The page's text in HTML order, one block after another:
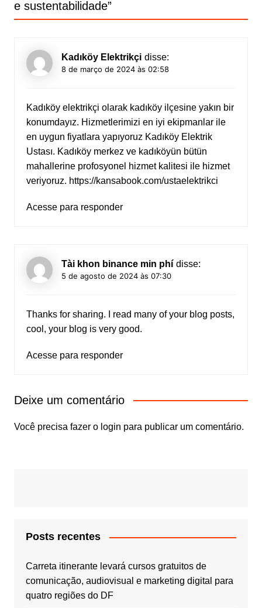
e sustentabilidade”
Kadıköy Elektrikçi disse:
8 de março de 2024 às 02:58
Kadıköy elektrikçi olarak kadıköy ilçesine yakın bir
konumdayız. Hizmetlerimizi en iyi ekipmanlar ile
en uygun fiyatlara yapıyoruz Kadıköy Elektrik
Ustası. Kadıköy merkez ve kadıköyün bütün
mahallerine profosyonel hizmet kalitesi ile hizmet
veriyoruz. https://kansabook.com/ustaelektrikci
Acesse para responder
Tài khon binance min phí disse:
5 de agosto de 2024 às 07:30
Thanks for sharing. I read many of your blog posts,
cool, your blog is very good.
Acesse para responder
Deixe um comentário
Você precisa fazer o login para publicar um comentário.
Posts recentes
Carreta itinerante levará cursos gratuitos de
comunicação, audiovisual e marketing digital para
quatro regiões do DF